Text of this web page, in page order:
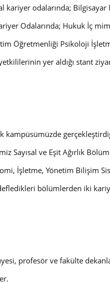
kariyer odalarında;
Odalarında; Hukuk İç
Öğretmenliği Psikoloji
yer aldığı stant
Sayısal ve Eşit Ağırlık
İşletme, Yönetim Bilişim
bölümlerden iki
profesör ve fakülte